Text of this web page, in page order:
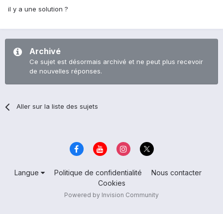
il y a une solution ?
Archivé
Ce sujet est désormais archivé et ne peut plus recevoir
de nouvelles réponses.
Aller sur la liste des sujets
Langue Politique de confidentialité
Nous contacter
Cookies
Powered by Invision Community